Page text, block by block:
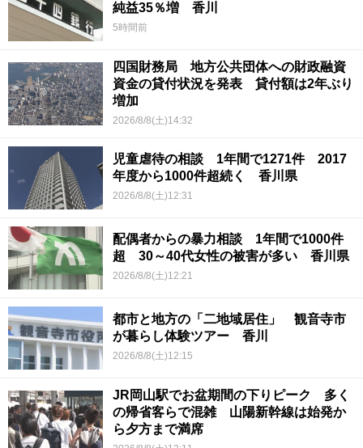
純益35％増 香川
5時間前
四国財務局 地方公共団体への財政融資
資金の貸付状況を発表 貸付額は2年ぶり
増加
2026/8/8(土)14:32
児童虐待の相談 1年間で1271件 2017
年度から1000件超続く 香川県
2026/8/8(土)12:31
配偶者からの暴力相談 1年間で1000件
超 30～40代女性の被害が多い 香川県
2026/8/8(土)12:21
都市と地方の「二地域居住」 観音寺市
が暮らし体験ツアー 香川
2026/8/8(土)12:15
JR岡山駅でお盆期間の下りピーク 多く
の帰省客らで混雑 山陽新幹線は始発か
ら夕方まで満席